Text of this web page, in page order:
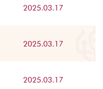
2025.03.17
2025.03.17
2025.03.17